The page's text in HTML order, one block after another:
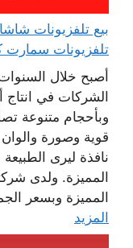
تلفزيونات سمارت
أصبح خلال السنوات
الشركات في
قوية وصورة
نافذة ليرى الطبيعة
المميزة. ولدى
المميزة وبسعر
المزيد